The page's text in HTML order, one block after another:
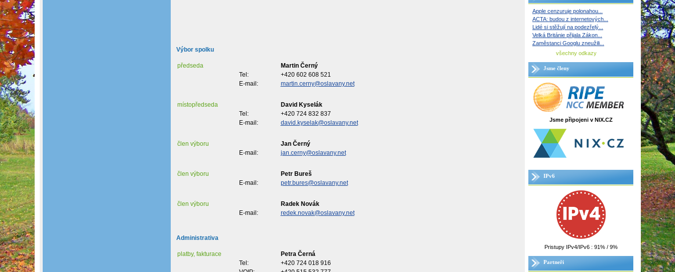
Výbor spolku
předseda
Tel:
E-mail:
Martin Černý
+420 602 608 521
martin.cerny@oslavany.net
místopředseda
Tel:
E-mail:
David Kyselák
+420 724 832 837
david.kyselak@oslavany.net
člen výboru
E-mail:
Jan Černý
jan.cerny@oslavany.net
člen výboru
E-mail:
Petr Bureš
petr.bures@oslavany.net
člen výboru
E-mail:
Radek Novák
redek.novak@oslavany.net
Administrativa
platby, fakturace
Tel:
Petra Černá
+420 724 018 916
Apple cenzuruje polonahou...
ACTA: budou z internetových...
Lidé si stěžují na podezřelý...
Velká Británie přijala Zákon...
Zaměstanci Googlu zneužili...
všechny odkazy
Jsme členy
Jsme připojeni v NIX.CZ
IPv6
Pristupy IPv4/IPv6 : 91% / 9%
Partneři